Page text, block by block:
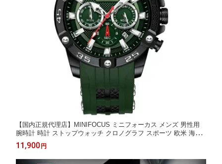
【国内正規代理店】MINIFOCUS ミニフォーカス メンズ 男性用
腕時計 時計 ストップウォッチ クロノグラフ スポーツ 欧米 海外
人気 ミリタリーマルチ クォーツ 夜光 カレンダー MF0349G プレ
ゼント ギフト お祝い 誕生日 父の日 かっこいい 成人式 クリスマ
ス 彼氏 旦那
11,900 円